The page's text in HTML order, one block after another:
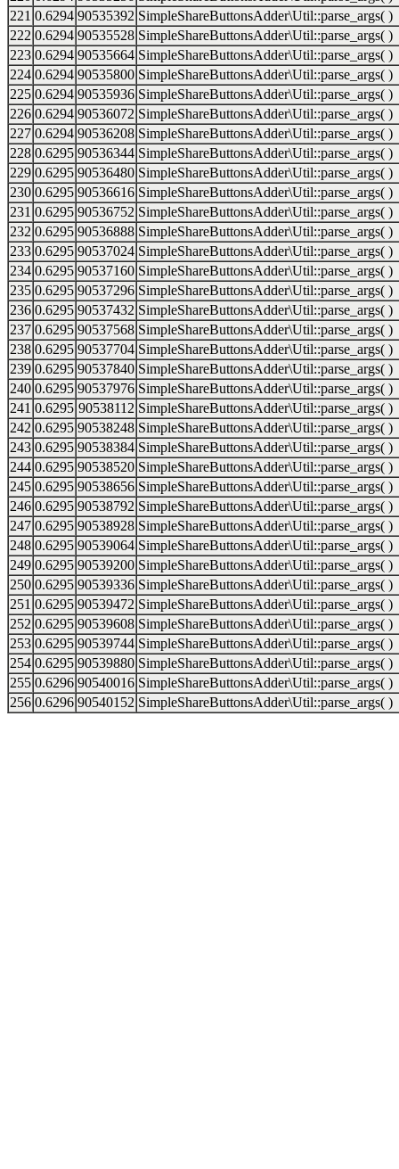
221 0.6294 90535392 SimpleShareButtonsAdder\Util::parse_args( )
222 0.6294 90535528 SimpleShareButtonsAdder\Util::parse_args( )
223 0.6294 90535664 SimpleShareButtonsAdder\Util::parse_args( )
224 0.6294 90535800 SimpleShareButtonsAdder\Util::parse_args( )
225 0.6294 90535936 SimpleShareButtonsAdder\Util::parse_args( )
226 0.6294 90536072 SimpleShareButtonsAdder\Util::parse_args( )
227 0.6294 90536208 SimpleShareButtonsAdder\Util::parse_args( )
228 0.6295 90536344 SimpleShareButtonsAdder\Util::parse_args( )
229 0.6295 90536480 SimpleShareButtonsAdder\Util::parse_args( )
230 0.6295 90536616 SimpleShareButtonsAdder\Util::parse_args( )
231 0.6295 90536752 SimpleShareButtonsAdder\Util::parse_args( )
232 0.6295 90536888 SimpleShareButtonsAdder\Util::parse_args( )
233 0.6295 90537024 SimpleShareButtonsAdder\Util::parse_args( )
234 0.6295 90537160 SimpleShareButtonsAdder\Util::parse_args( )
235 0.6295 90537296 SimpleShareButtonsAdder\Util::parse_args( )
236 0.6295 90537432 SimpleShareButtonsAdder\Util::parse_args( )
237 0.6295 90537568 SimpleShareButtonsAdder\Util::parse_args( )
238 0.6295 90537704 SimpleShareButtonsAdder\Util::parse_args( )
239 0.6295 90537840 SimpleShareButtonsAdder\Util::parse_args( )
240 0.6295 90537976 SimpleShareButtonsAdder\Util::parse_args( )
241 0.6295 90538112 SimpleShareButtonsAdder\Util::parse_args( )
242 0.6295 90538248 SimpleShareButtonsAdder\Util::parse_args( )
243 0.6295 90538384 SimpleShareButtonsAdder\Util::parse_args( )
244 0.6295 90538520 SimpleShareButtonsAdder\Util::parse_args( )
245 0.6295 90538656 SimpleShareButtonsAdder\Util::parse_args( )
246 0.6295 90538792 SimpleShareButtonsAdder\Util::parse_args( )
247 0.6295 90538928 SimpleShareButtonsAdder\Util::parse_args( )
248 0.6295 90539064 SimpleShareButtonsAdder\Util::parse_args( )
249 0.6295 90539200 SimpleShareButtonsAdder\Util::parse_args( )
250 0.6295 90539336 SimpleShareButtonsAdder\Util::parse_args( )
251 0.6295 90539472 SimpleShareButtonsAdder\Util::parse_args( )
252 0.6295 90539608 SimpleShareButtonsAdder\Util::parse_args( )
253 0.6295 90539744 SimpleShareButtonsAdder\Util::parse_args( )
254 0.6295 90539880 SimpleShareButtonsAdder\Util::parse_args( )
255 0.6296 90540016 SimpleShareButtonsAdder\Util::parse_args( )
256 0.6296 90540152 SimpleShareButtonsAdder\Util::parse_args( )